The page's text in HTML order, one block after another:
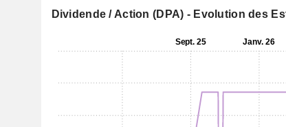
Dividende / Action (DPA) - Evolution des